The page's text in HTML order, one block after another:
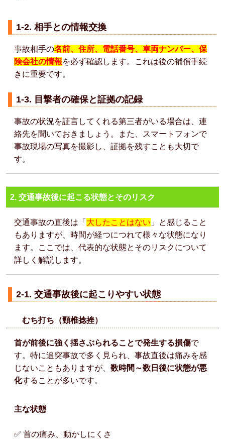
1-2. 相手との情報交換
事故相手の名前、住所、電話番号、車両ナンバー、保
険会社の情報を必ず確認します。これは後の補償手続
きに重要です。
1-3. 目撃者の確保と証拠の記録
事故の状況を証言してくれる第三者がいる場合は、連
絡先を聞いておきましょう。また、スマートフォンで
事故現場の写真を撮影し、証拠を残すことも大切で
す。
2. 交通事故後に起こる状態とそのリスク
交通事故の直後は「 大したことはない 」と感じること
もありますが、時間が経つにつれて様々な状態になり
ます。ここでは、代表的な状態とそのリスクについて
詳しく解説します。
2-1. 交通事故後に起こりやすい状態
むち打ち（頸椎捻挫）
首が前後に強く揺さぶられることで発生する損傷で
す。特に追突事故で多く見られ、事故直後は痛みを感
じないこともありますが、 数時間～数日後に状態が悪
化することが多いです。
主な状態
✅ 首の痛み、動かしにくさ